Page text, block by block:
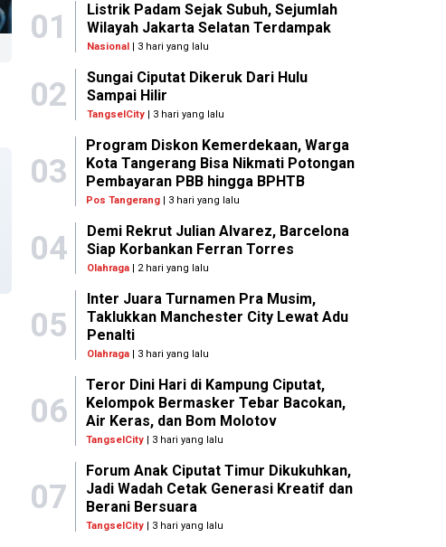
01
Listrik Padam Sejak Subuh, Sejumlah
Wilayah Jakarta Selatan Terdampak
Nasional | 3 hari yang lalu
02
Sungai Ciputat Dikeruk Dari Hulu
Sampai Hilir
TangselCity| 3 hari yang lalu
03
Program Diskon Kemerdekaan, Warga
Kota Tangerang Bisa Nikmati Potongan
Pembayaran PBB hingga BPHTB
Pos Tangerang | 3 hari yang lalu
04
Demi Rekrut Julian Alvarez, Barcelona
Siap Korbankan Ferran Torres
Olahraga| 2 hari yang lalu
05
Inter Juara Turnamen Pra Musim,
Taklukkan Manchester City Lewat Adu
Penalti
Olahraga| 3 hari yang lalu
06
Teror Dini Hari di Kampung Ciputat,
Kelompok Bermasker Tebar Bacokan,
Air Keras, dan Bom Molotov
TangselCity | 3 hari yang lalu
07
Forum Anak Ciputat Timur Dikukuhkan,
Jadi Wadah Cetak Generasi Kreatif dan
Berani Bersuara
TangselCity | 3 hari yang lalu